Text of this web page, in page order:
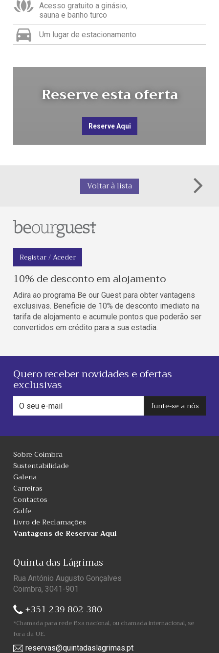
Acesso gratuito a ginásio,
sauna e banho turco
Um lugar de estacionamento
Reserve esta oferta
Reserve Aqui
Voltar à lista
Registar / Aceder
10% de desconto em alojamento
Adira ao programa Be our Guest para obter vantagens
exclusivas. Beneficie de 10% de desconto imediato na
tarifa de alojamento e acumule pontos que poderão ser
convertidos em crédito para a sua estadia.
Quero receber novidades e ofertas
exclusivas
Junte-se a nós
Sobre Coimbra
Sustentabilidade
Galeria
Carreiras
Contactos
Golfe
Livro de Reclamações
Vantagens de Reservar Aqui
Quinta das Lágrimas
Rua António Augusto Gonçalves
Coimbra, 3041-901
+351 239 802 380
*Chamada para rede fixa nacional, ou chamada internacional, se
fora da UE.
reservas@quintadaslagrimas.pt